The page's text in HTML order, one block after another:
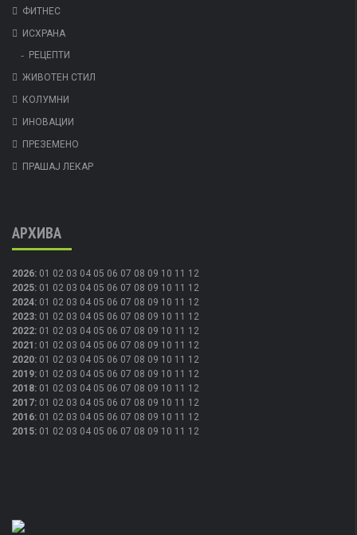
ФИТНЕС
ИСХРАНА
РЕЦЕПТИ
ЖИВОТЕН СТИЛ
КОЛУМНИ
ИНОВАЦИИ
ПРЕЗЕМЕНО
ПРАШАЈ ЛЕКАР
АРХИВА
2026: 01 02 03 04 05 06 07 08 09 10 11 12
2025: 01 02 03 04 05 06 07 08 09 10 11 12
2024: 01 02 03 04 05 06 07 08 09 10 11 12
2023: 01 02 03 04 05 06 07 08 09 10 11 12
2022: 01 02 03 04 05 06 07 08 09 10 11 12
2021 : 01 02 03 04 05 06 07 08 09 10 11 12
2020: 01 02 03 04 05 06 07 08 09 10 11 12
2019: 01 02 03 04 05 06 07 08 09 10 11 12
2018: 01 02 03 04 05 06 07 08 09 10 11 12
2017: 01 02 03 04 05 06 07 08 09 10 11 12
2016: 01 02 03 04 05 06 07 08 09 10 11 12
2015: 01 02 03 04 05 06 07 08 09 10 11 12